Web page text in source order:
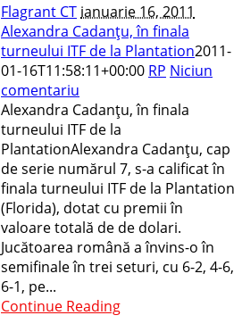
Flagrant CT ianuarie 16, 2011
Alexandra Cadanţu, în finala
turneului ITF de la Plantation2011-
01-16T11:58:11+00:00 RP Niciun
comentariu
Alexandra Cadanţu, în finala
turneului ITF de la
PlantationAlexandra Cadanţu, cap
de serie numărul 7, s-a calificat în
finala turneului ITF de la Plantation
(Florida), dotat cu premii în
valoare totală de de dolari.
Jucătoarea română a învins-o în
semifinale în trei seturi, cu 6-2, 4-6,
6-1, pe...
Continue Reading